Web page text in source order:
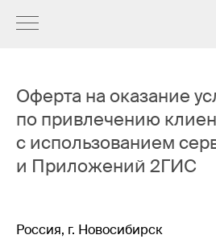
Оферта на оказание
по привлечению
с использованием
и Приложений 2ГИС
Россия, г. Новосибирск